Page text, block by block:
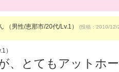
（男性/恵那市/20代/Lv.1） (投稿：2010/
）
、とてもアットホ